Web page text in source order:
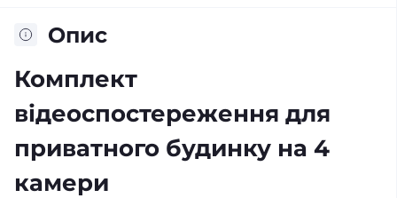
Опис
Комплект
відеоспостереження для
приватного будинку на 4
камери